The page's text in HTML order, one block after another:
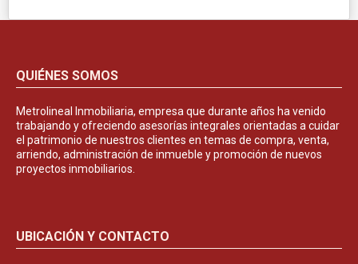
QUIÉNES SOMOS
Metrolineal Inmobiliaria, empresa que durante años ha venido
trabajando y ofreciendo asesorías integrales orientadas a cuidar
el patrimonio de nuestros clientes en temas de compra, venta,
arriendo, administración de inmueble y promoción de nuevos
proyectos inmobiliarios.
UBICACIÓN Y CONTACTO